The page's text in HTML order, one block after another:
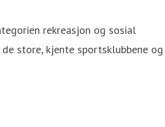
rekreasjon og sosial
store, kjente sportsklubbene og